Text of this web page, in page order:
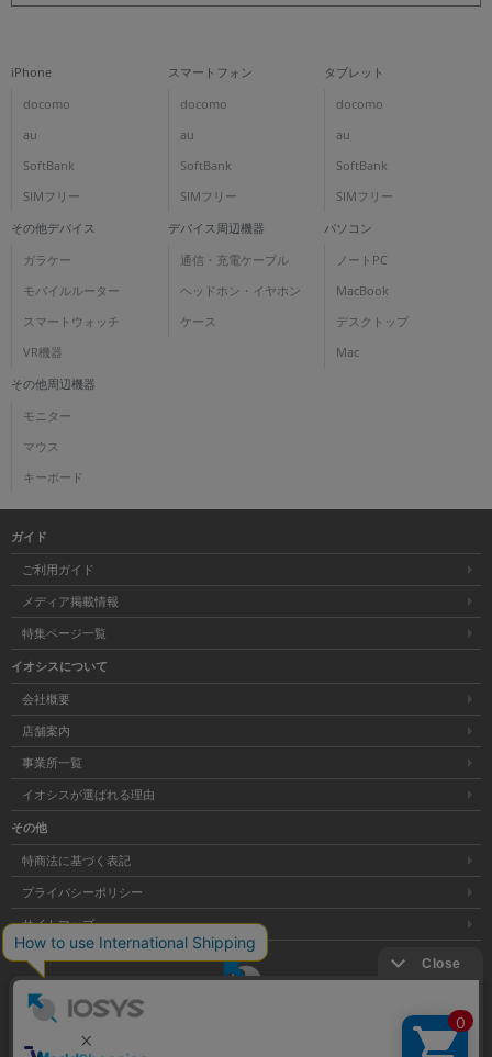
iPhone
docomo
au
SoftBank
SIMフリー
スマートフォン
docomo
au
SoftBank
SIMフリー
タブレット
docomo
au
SoftBank
SIMフリー
その他デバイス
ガラケー
モバイルルーター
スマートウォッチ
VR機器
デバイス周辺機器
通信・充電ケーブル
ヘッドホン・イヤホン
ケース
パソコン
ノートPC
MacBook
デスクトップ
Mac
その他周辺機器
モニター
マウス
キーボード
ガイド
ご利用ガイド
メディア掲載情報
特集ページ一覧
イオシスについて
会社概要
店舗案内
事業所一覧
イオシスが選ばれる理由
その他
特商法に基づく表記
プライバシーポリシー
サイトマップ